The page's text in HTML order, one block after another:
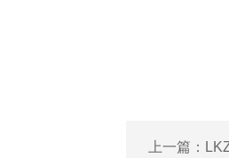
上一篇：